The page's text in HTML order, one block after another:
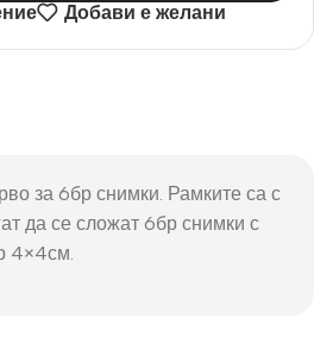
Добави е желани
за 6бр снимки. Рамките са с
да се сложат 6бр снимки с
4×4см.